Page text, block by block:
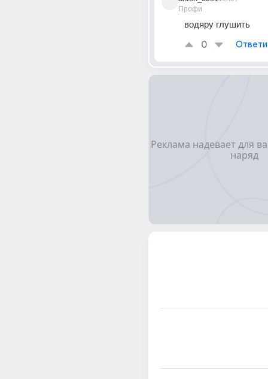
Профи
водяру глушить
0